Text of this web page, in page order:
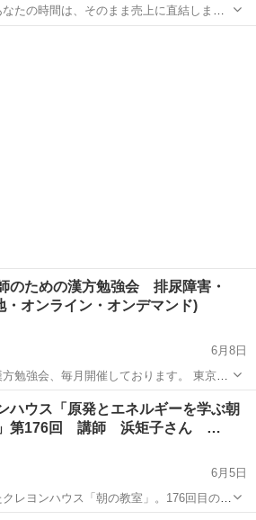
たの時間は、そのまま売上に直結しま
のための漢方勉強会 排尿障害・
・オンライン・オンデマンド)
6月8日
勉強会、毎月開催しております。 東京都
後援を得たものとなっております。 今
です。排尿障害の方が比率が多めになりま
セミナー 勉強会
ハウス「原発とエネルギーを学ぶ朝
第176回 講師 浜矩子さん …
6月5日
レヨンハウス「朝の教室」。176回目の
ストの浜矩子さんです。 「どアホノ